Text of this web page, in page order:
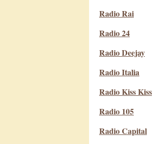
Radio Rai
Radio 24
Radio Deejay
Radio Italia
Radio Kiss Kiss
Radio 105
Radio Capital